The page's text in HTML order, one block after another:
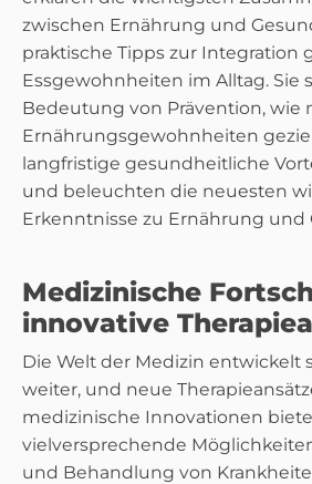
zwischen Ernährung und
praktische Tipps zur Integration
Essgewohnheiten im Alltag. Sie
Bedeutung von Prävention, wie
Ernährungsgewohnheiten
langfristige gesundheitliche
und beleuchten die neuesten
Erkenntnisse zu Ernährung und
Medizinische
innovative
Die Welt der Medizin entwickelt
weiter, und neue
medizinische Innovationen
vielversprechende
und Behandlung von